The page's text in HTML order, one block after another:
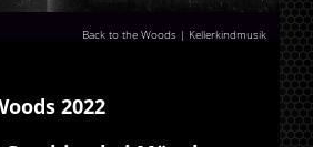
Back to the Woods | Kellerkindmusik
2022